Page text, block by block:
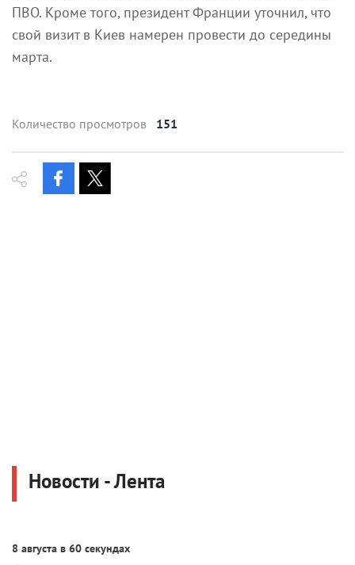
ПВО. Кроме того, президент Франции уточнил, что
свой визит в Киев намерен провести до середины
марта.
Количество просмотров 151
Новости - Лента
8 августа в 60 секундах